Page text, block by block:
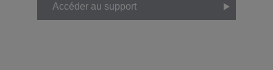
Accéder au support